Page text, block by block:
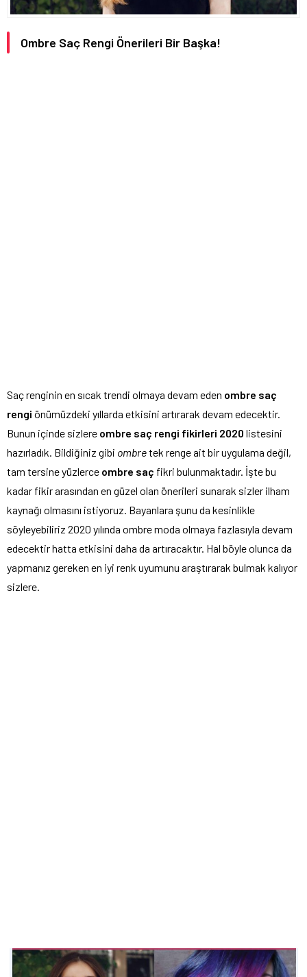
Ombre Saç Rengi Önerileri Bir Başka!
Saç renginin en sıcak trendi olmaya devam eden ombre saç
rengi önümüzdeki yıllarda etkisini artırarak devam edecektir.
Bunun içinde sizlere ombre saç rengi fikirleri 2020 listesini
hazırladık. Bildiğiniz gibi ombretek renge ait bir uygulama değil,
tam tersine yüzlerce ombre saç fikri bulunmaktadır. İşte bu
kadar fikir arasından en güzel olan önerileri sunarak sizler ilham
kaynağı olmasını istiyoruz. Bayanlara şunu da kesinlikle
söyleyebiliriz 2020 yılında ombre moda olmaya fazlasıyla devam
edecektir hatta etkisini daha da artıracaktır. Hal böyle olunca da
yapmanız gereken en iyi renk uyumunu araştırarak bulmak kalıyor
sizlere.